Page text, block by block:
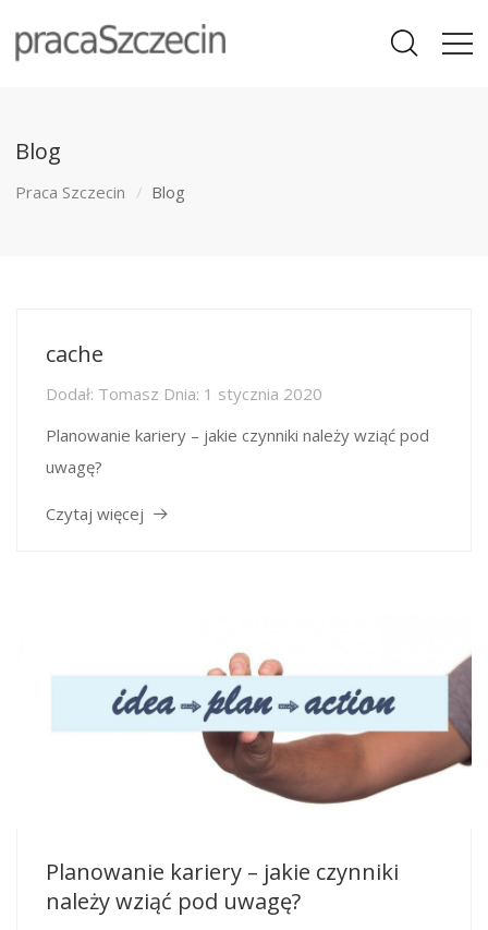
Blog
Praca Szczecin Blog
cache
Dodał: Tomasz Dnia: 1 stycznia 2020
Planowanie kariery – jakie czynniki należy wziąć pod
uwagę?
Czytaj więcej
Planowanie kariery – jakie czynniki
należy wziąć pod uwagę?